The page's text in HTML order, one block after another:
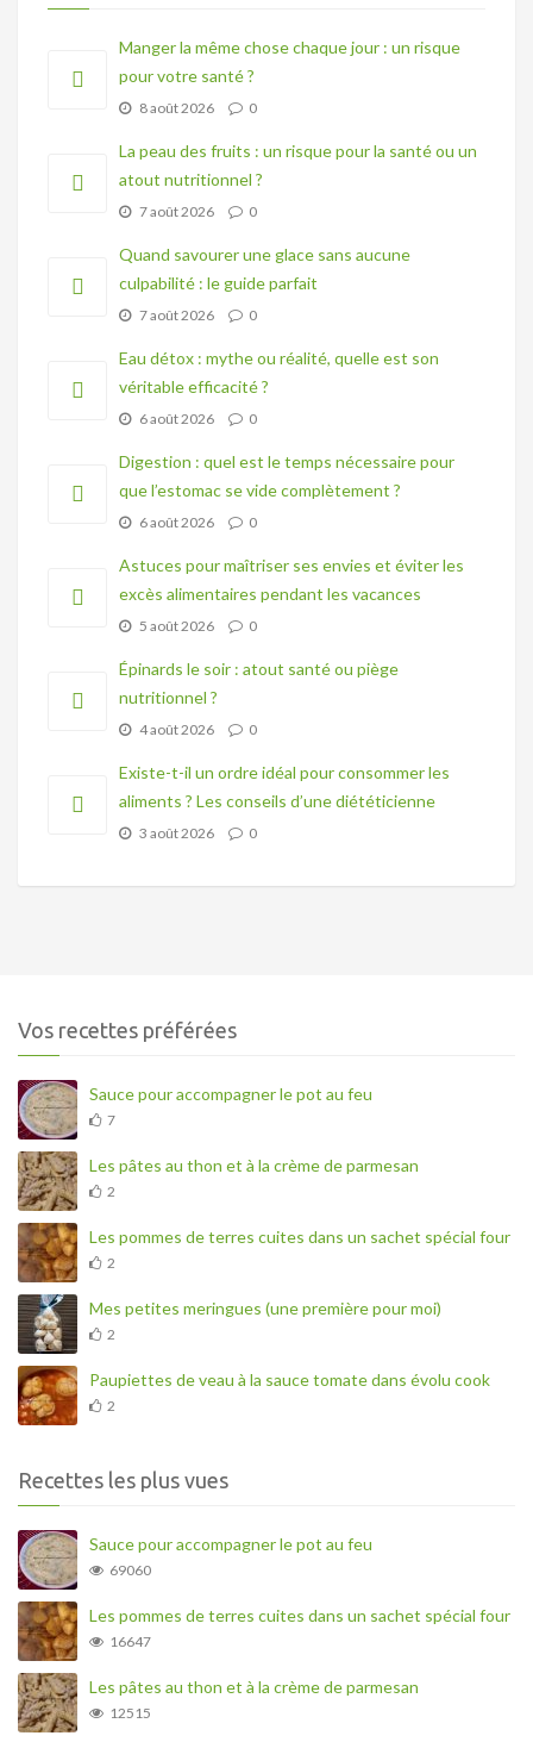
Manger la même chose chaque jour : un risque
pour votre santé ?
8 août 2026 0
La peau des fruits : un risque pour la santé ou un
atout nutritionnel ?
7 août 2026 0
Quand savourer une glace sans aucune
culpabilité : le guide parfait
7 août 2026 0
Eau détox : mythe ou réalité, quelle est son
véritable efficacité ?
6 août 2026 0
Digestion : quel est le temps nécessaire pour
que l’estomac se vide complètement ?
6 août 2026 0
Astuces pour maîtriser ses envies et éviter les
excès alimentaires pendant les vacances
5 août 2026 0
Épinards le soir : atout santé ou piège
nutritionnel ?
4 août 2026 0
Existe-t-il un ordre idéal pour consommer les
aliments ? Les conseils d’une diététicienne
3 août 2026 0
Vos recettes préférées
Sauce pour accompagner le pot au feu
7
Les pâtes au thon et à la crème de parmesan
2
Les pommes de terres cuites dans un sachet spécial four
2
Mes petites meringues (une première pour moi)
2
Paupiettes de veau à la sauce tomate dans évolu cook
2
Recettes les plus vues
Sauce pour accompagner le pot au feu
69060
Les pommes de terres cuites dans un sachet spécial four
16647
Les pâtes au thon et à la crème de parmesan
12515